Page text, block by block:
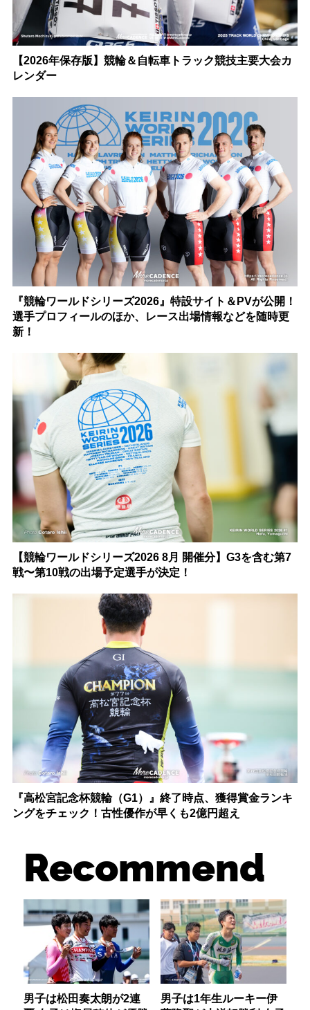
【2026年保存版】競輪＆自転車トラック競技主要大会カ
レンダー
『競輪ワールドシリーズ2026』特設サイト＆PVが公開！
選手プロフィールのほか、レース出場情報などを随時更
新！
【競輪ワールドシリーズ2026 8月 開催分】G3を含む第7
戦〜第10戦の出場予定選手が決定！
『高松宮記念杯競輪（G1）』終了時点、獲得賞金ランキ
ングをチェック！古性優作が早くも2億円超え
Recommend
男子は松田奏太朗が2連
男子は1年生ルーキー伊